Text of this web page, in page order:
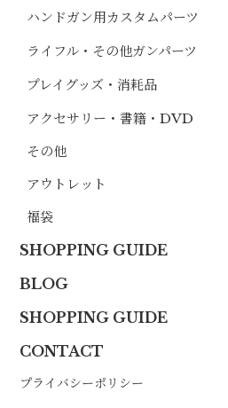
ハンドガン用カスタムパーツ
ライフル・その他ガンパーツ
プレイグッズ・消耗品
アクセサリー・書籍・DVD
その他
アウトレット
福袋
SHOPPING GUIDE
BLOG
SHOPPING GUIDE
CONTACT
プライバシーポリシー